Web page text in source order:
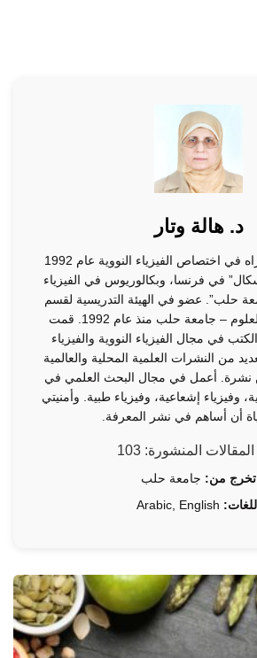
د. هالة وتار
حاصلة على الدكتوراه في اختصاص الفيزياء النووية عام 1992
في فرنسا، وبكالوريوس في الفيزياء
“جامعة حلب”. عضو في الهيئة التدريسية لقسم
الفيزياء في كلية العلوم – جامعة حلب منذ عام 1992. قمت
في مجال الفيزياء النووية والفيزياء
من النشرات العلمية المحلية والعالمية
نشرة. أعمل في مجال البحث العلمي في
وفيزياء إشعاعية، وفيزياء طبية. وأمنيتي
أن أساهم في نشر المعرفة.
المنشورة: 103
تخرج من: جامعة حلب
اللغات: